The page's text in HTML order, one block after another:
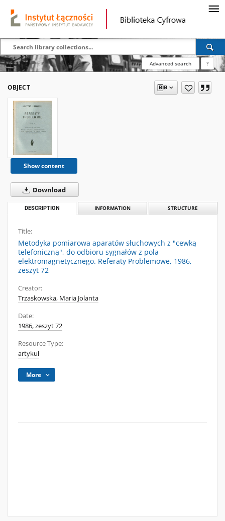
Advanced search ?
OBJECT
Show content
Download
DESCRIPTION INFORMATION STRUCTURE
Title:
Metodyka pomiarowa aparatów słuchowych z "cewką
telefoniczną", do odbioru sygnałów z pola
elektromagnetycznego. Referaty Problemowe, 1986,
zeszyt 72
Creator:
Trzaskowska, Maria Jolanta
Date:
1986, zeszyt 72
Resource Type:
artykuł
More